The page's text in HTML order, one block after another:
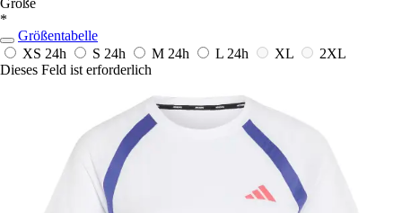
*
Größentabelle
XS 24h S 24h M 24h L 24h XL
2XL
Dieses Feld ist erforderlich